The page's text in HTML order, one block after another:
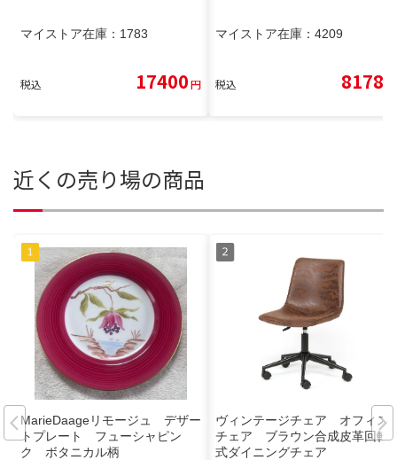
マイストア在庫： 1783
税込 17400円
マイストア在庫： 4209
税込 8178
近くの売り場の商品
MarieDaageリモージュ デザー
トプレート フューシャピン
ク ボタニカル柄
ヴィンテージチェア オフィス
チェア ブラウン合成皮革回転
式ダイニングチェア